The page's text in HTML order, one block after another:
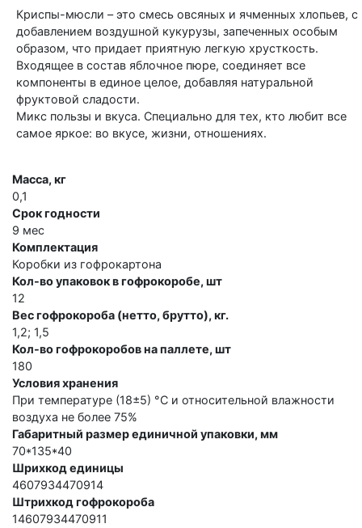
Криспы-мюсли – это смесь овсяных и ячменных хлопьев, с
добавлением воздушной кукурузы, запеченных особым
образом, что придает приятную легкую хрусткость.
Входящее в состав яблочное пюре, соединяет все
компоненты в единое целое, добавляя натуральной
фруктовой сладости.
Микс пользы и вкуса. Специально для тех, кто любит все
самое яркое: во вкусе, жизни, отношениях.
Масса, кг
0,1
Срок годности
9 мес
Комплектация
Коробки из гофрокартона
Кол-во упаковок в гофрокоробе, шт
12
Вес гофрокороба (нетто, брутто), кг.
1,2; 1,5
Кол-во гофрокоробов на паллете, шт
180
Условия хранения
При температуре (18±5) °С и относительной влажности
воздуха не более 75%
Габаритный размер единичной упаковки, мм
70*135*40
Шрихкод единицы
4607934470914
Штрихкод гофрокороба
14607934470911